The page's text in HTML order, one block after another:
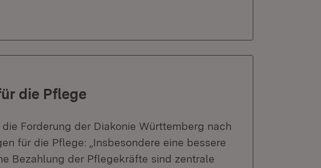
die Pflege
Forderung der Diakonie Württemberg nach
für die Pflege: „Insbesondere eine bessere
Bezahlung der Pflegekräfte sind zentrale